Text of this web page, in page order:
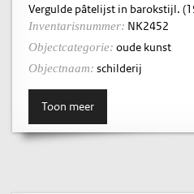
Vergulde pâtelijst in barokstijl.
Inventarisnummer: NK2452
Objectcategorie: oude kunst
Objectnaam: schilderij
Toon meer